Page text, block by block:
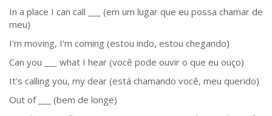
In a place I can call ___ (em um lugar que eu possa chamar de
meu)
I'm moving, I'm coming (estou indo, estou chegando)
Can you ___ what I hear (você pode ouvir o que eu ouço)
It's calling you, my dear (está chamando você, meu querido)
Out of ___ (bem de longe)